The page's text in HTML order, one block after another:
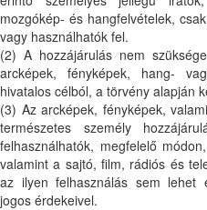
mozgókép- és hangfelvételek,
vagy használhatók fel.
(2) A hozzájárulás nem
arcképek, fényképek, hang-
hivatalos célból, a törvény alapján
(3) Az arcképek, fényképek,
természetes személy
felhasználhatók, megfelelő
valamint a sajtó, film, rádiós és
az ilyen felhasználás sem lehet
jogos érdekeivel.